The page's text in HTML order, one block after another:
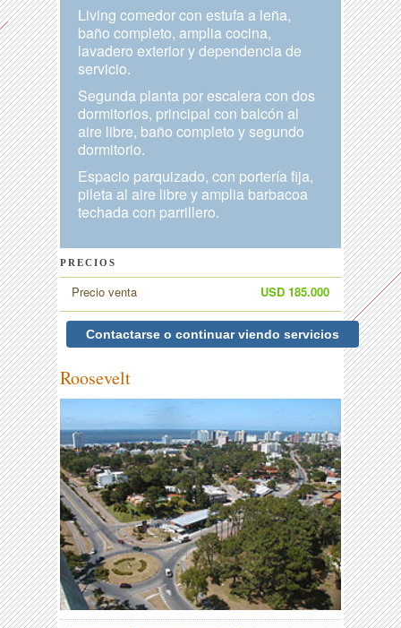
Living comedor con estufa a leña,
baño completo, amplia cocina,
lavadero exterior y dependencia de
servicio.
Segunda planta por escalera con dos
dormitorios, principal con balcón al
aire libre, baño completo y segundo
dormitorio.
Espacio parquizado, con portería fija,
pileta al aire libre y amplia barbacoa
techada con parrillero.
PRECIOS
Precio venta USD 185.000
Contactarse o continuar viendo servicios
Roosevelt